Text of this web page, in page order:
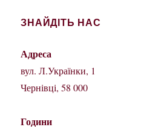
ЗНАЙДІТЬ НАС
Адреса
вул. Л.Українки, 1
Чернівці, 58 000
Години